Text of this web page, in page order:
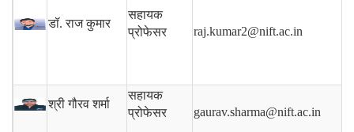
डॉ. राज कुमार
सहायक
प्रोफेसर
raj.kumar2@nift.ac.in
श्री गौरव शर्मा
सहायक
प्रोफेसर
gaurav.sharma@nift.ac.in